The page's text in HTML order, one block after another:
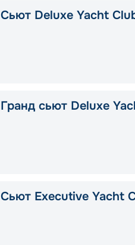
Сьют Deluxe Yacht
Гранд сьют Deluxe
Сьют Executive Yacht